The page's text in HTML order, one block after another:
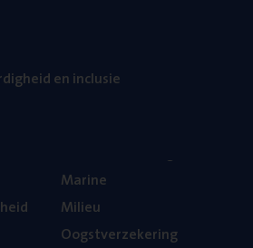
en inclusie
Mari­ne
Mili­eu
Oogst­ver­ze­ke­ring